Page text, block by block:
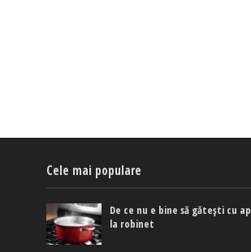
Cele mai populare
De ce nu e bine să gătești cu
la robinet